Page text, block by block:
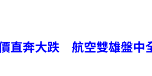
直奔大跌 航空雙雄盤中